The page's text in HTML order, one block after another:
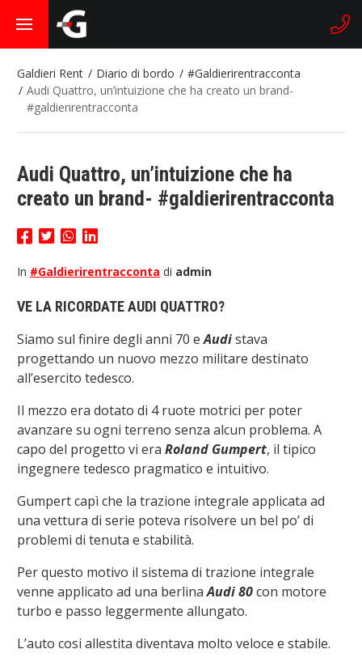
Galdieri Rent Diario di bordo
#Galdierirentracconta
Audi Quattro, un’intuizione che ha creato un brand-
#galdierirentracconta
Audi Quattro, un’intuizione che ha
creato un brand- #galdierirentracconta
In #Galdierirentracconta di admin
VE LA RICORDATE AUDI QUATTRO?
Siamo sul finire degli anni 70 eAudistava
progettando un nuovo mezzo militare destinato
all’esercito tedesco.
Il mezzo era dotato di 4 ruote motrici per poter
avanzare su ogni terreno senza alcun problema. A
capo del progetto vi era Roland Gumpert, il tipico
ingegnere tedesco pragmatico e intuitivo.
Gumpert capì che la trazione integrale applicata ad
una vettura di serie poteva risolvere un bel po’ di
problemi di tenuta e stabilità.
Per questo motivo il sistema di trazione integrale
venne applicato ad una berlinaAudi 80con motore
turbo e passo leggermente allungato.
L’auto cosi allestita diventava molto veloce e stabile.